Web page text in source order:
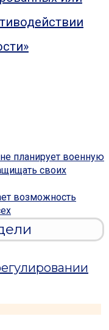
планирует военную
своих
возможность